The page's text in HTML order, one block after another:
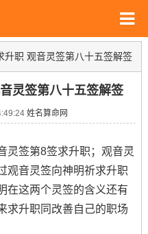
升职 观音灵签第八十五签解签
灵签第八十五签解签
姓名算命网
灵签第8签求升职；观音灵
观音灵签向神明祈求升职
在这两个灵签的含义还有
求升职同改善自己的职场